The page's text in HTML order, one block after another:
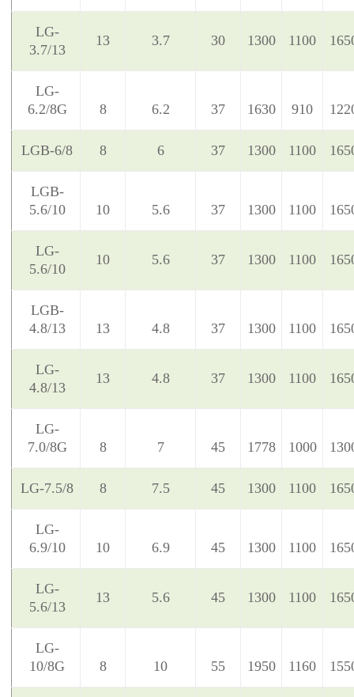
LG-
3.7/13
13 3.7 30 1300 1100
LG-
6.2/8G
8 6.2 37 1630 910
LGB-6/8 8 6 37 1300 1100
LGB-
5.6/10
10 5.6 37 1300 1100
LG-
5.6/10
10 5.6 37 1300 1100
LGB-
4.8/13
13 4.8 37 1300 1100
LG-
4.8/13
13 4.8 37 1300 1100
LG-
7.0/8G
8 7 45 1778 1000
LG-7.5/8 8 7.5 45 1300 1100
LG-
6.9/10
10 6.9 45 1300 1100
LG-
5.6/13
13 5.6 45 1300 1100
LG-
10/8G
8 10 55 1950 1160